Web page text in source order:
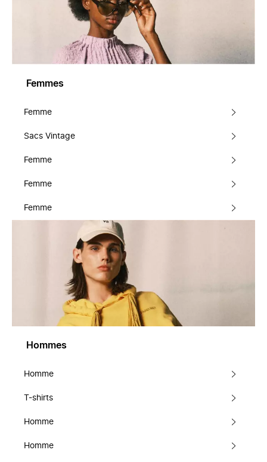
Femmes
Femme
Sacs Vintage
Femme
Femme
Femme
Hommes
Homme
T-shirts
Homme
Homme